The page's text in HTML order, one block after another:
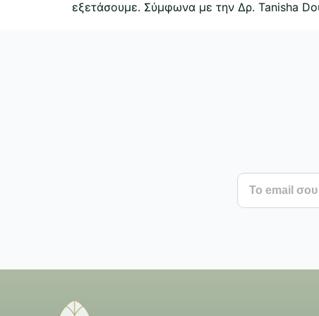
εξετάσουμε. Σύμφωνα με την Δρ. Tanisha